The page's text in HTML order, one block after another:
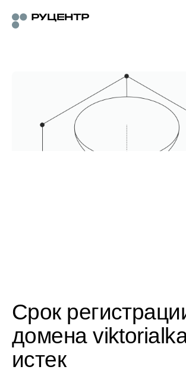
Срок
домена
истек